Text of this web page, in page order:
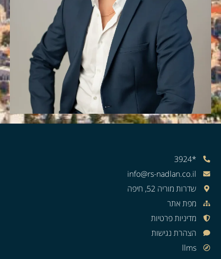
*3924
info@rs-nadlan.co.il
שדרות מוריה 52, חיפה
מפת אתר
מדיניות פרטיות
הצהרת נגישות
llms